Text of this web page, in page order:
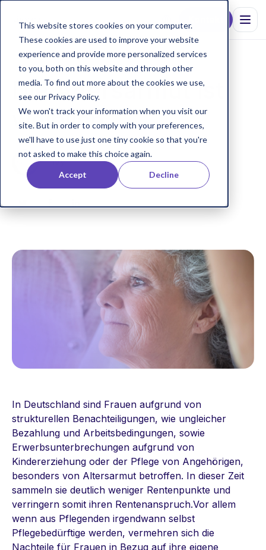
This website stores cookies on your computer.
These cookies are used to improve your website
experience and provide more personalized services
to you, both on this website and through other
media. To find out more about the cookies we use,
see our Privacy Policy.
We won't track your information when you visit our
site. But in order to comply with your preferences,
we'll have to use just one tiny cookie so that you're
not asked to make this choice again.
Accept Decline
Die Altersarmut ist
weiblich
Livy
In Deutschland sind Frauen aufgrund von
strukturellen Benachteiligungen, wie ungleicher
Bezahlung und Arbeitsbedingungen, sowie
Erwerbsunterbrechungen aufgrund von
Kindererziehung oder der Pflege von Angehörigen,
besonders von Altersarmut betroffen. In dieser Zeit
sammeln sie deutlich weniger Rentenpunkte und
verringern somit ihren Rentenanspruch.Vor allem
wenn aus Pflegenden irgendwann selbst
Pflegebedürftige werden, vermehren sich die
Nachteile für Frauen in Bezug auf ihre eigene